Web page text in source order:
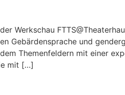
Werkschau
Gebärdensprache und
Themenfeldern mit einer
mit […]